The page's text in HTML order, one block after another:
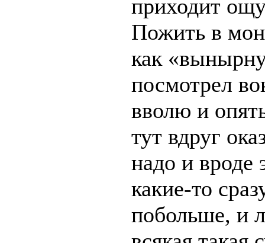
приходит
Пожить в
как
посмотрел
вволю и
тут вдруг
надо и
какие-то
побольше, и